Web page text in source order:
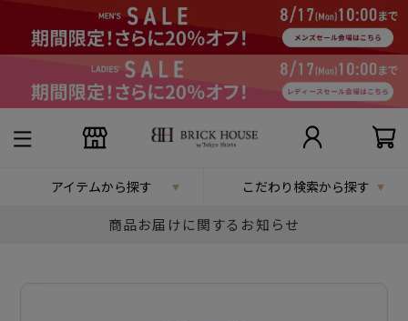
アイテムから探す こだわり検索から探す
商品お届けに関するお知らせ